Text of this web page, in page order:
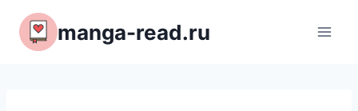
Перейти
содержимому
manga-read.ru